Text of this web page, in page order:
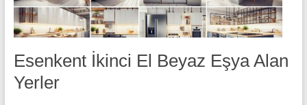
543
592
53
50
Esenkent İkinci El Beyaz Eşya Alan
Yerler